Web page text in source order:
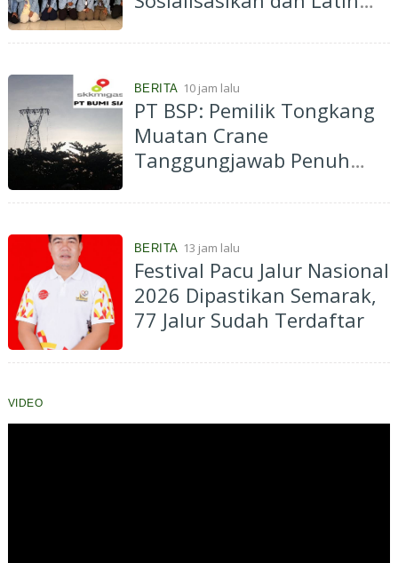
Cermin Membuat
BERITA 10 jam lalu
PT BSP: Pemilik Tongkang
Muatan Crane
Tanggungjawab Penuh
BERITA 13 jam lalu
Festival Pacu Jalur Nasional
2026 Dipastikan Semarak,
77 Jalur Sudah Terdaftar
VIDEO